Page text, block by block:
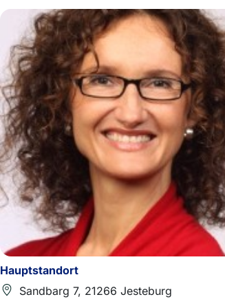
Hauptstandort
Sandbarg 7, 21266 Jesteburg